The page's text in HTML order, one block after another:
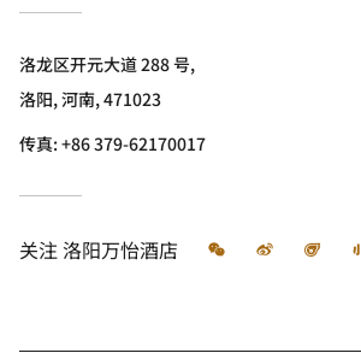
洛龙区开元大道 288 号,
洛阳, 河南, 471023
传真:+86 379-62170017
关注洛阳万怡酒店 微信 微博 飞猪